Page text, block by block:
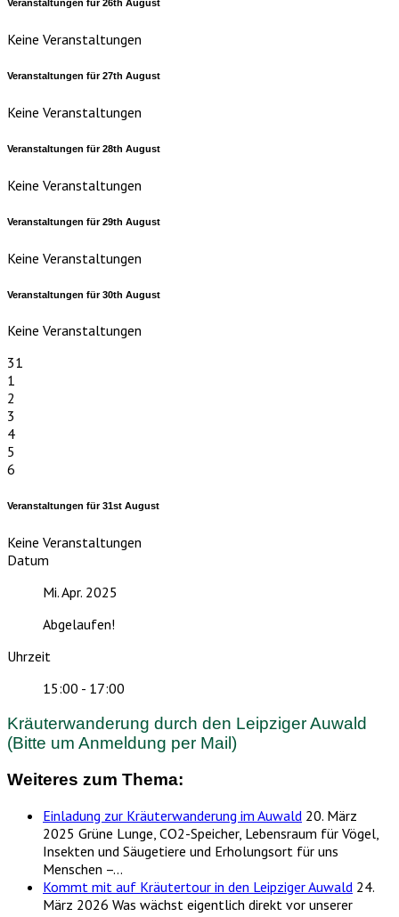
Veranstaltungen für26th August
Keine Veranstaltungen
Veranstaltungen für27th August
Keine Veranstaltungen
Veranstaltungen für28th August
Keine Veranstaltungen
Veranstaltungen für29th August
Keine Veranstaltungen
Veranstaltungen für30th August
Keine Veranstaltungen
31
1
2
3
4
5
6
Veranstaltungen für31st August
Keine Veranstaltungen
Datum
Mi. Apr. 2025
Abgelaufen!
Uhrzeit
15:00 - 17:00
Kräuterwanderung durch den Leipziger Auwald
(Bitte um Anmeldung per Mail)
Weiteres zum Thema:
Einladung zur Kräuterwanderung im Auwald 20. März
2025 Grüne Lunge, CO2-Speicher, Lebensraum für Vögel,
Insekten und Säugetiere und Erholungsort für uns
Menschen –…
Kommt mit auf Kräutertour in den Leipziger Auwald 24.
März 2026 Was wächst eigentlich direkt vor unserer